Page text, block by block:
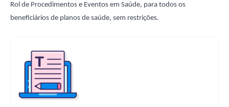
Rol de Procedimentos e Eventos em Saúde, para todos os
beneficiários de planos de saúde, sem restrições.